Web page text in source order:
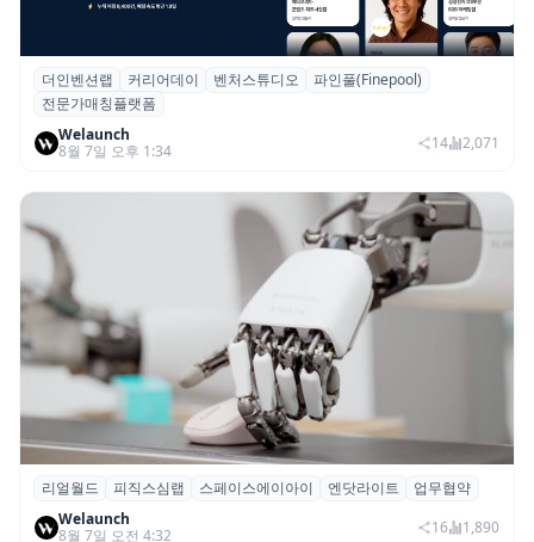
더인벤션랩·커리어데이, 스타트업 전문가 매
칭 플랫폼 ‘파인풀’ 출시
더인벤션랩 커리어데이 벤처스튜디오
파인풀(Finepool)
전문가매칭플랫폼
Welaunch
8월 7일 오후 1:34
14 2,071
리얼월드, 로봇테크 스타트업 3곳과 손잡고
휴머노이드 표준 만든다
리얼월드 피직스심랩 스페이스에이아이 엔닷라이트
업무협약
Welaunch
8월 7일 오전 4:32
16 1,890